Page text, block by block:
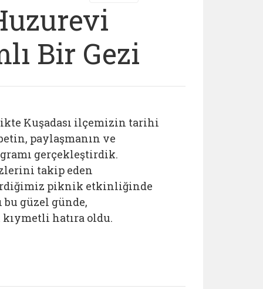
Bir Gezi
Kuşadası ilçemizin tarihi
paylaşmanın ve
gerçekleştirdik.
takip eden
piknik etkinliğinde
güzel günde,
hatıra oldu.